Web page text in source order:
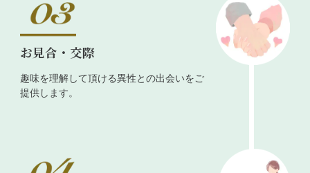
お見合・交際
趣味を理解して頂ける異性との出会いをご
提供します。